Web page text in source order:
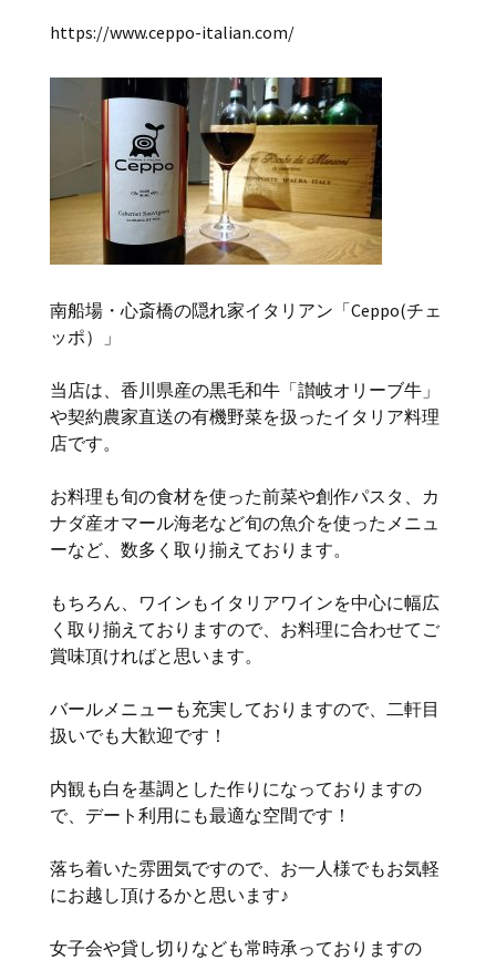
https://www.ceppo-italian.com/
南船場・心斎橋の隠れ家イタリアン「Ceppo(チェ
ッポ）」
当店は、香川県産の黒毛和牛「讃岐オリーブ牛」
や契約農家直送の有機野菜を扱ったイタリア料理
店です。
お料理も旬の食材を使った前菜や創作パスタ、カ
ナダ産オマール海老など旬の魚介を使ったメニュ
ーなど、数多く取り揃えております。
もちろん、ワインもイタリアワインを中心に幅広
く取り揃えておりますので、お料理に合わせてご
賞味頂ければと思います。
バールメニューも充実しておりますので、二軒目
扱いでも大歓迎です！
内観も白を基調とした作りになっておりますの
で、デート利用にも最適な空間です！
落ち着いた雰囲気ですので、お一人様でもお気軽
にお越し頂けるかと思います♪
女子会や貸し切りなども常時承っておりますの